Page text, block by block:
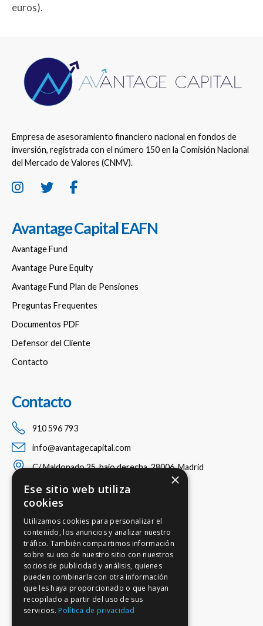
euros).
Empresa de asesoramiento financiero nacional en fondos de
inversión, registrada con el número 150 en la Comisión Nacional
del Mercado de Valores (CNMV).
Avantage Capital EAFN
Avantage Fund
Avantage Pure Equity
Avantage Fund Plan de Pensiones
Preguntas Frequentes
Documentos PDF
Defensor del Cliente
Contacto
Contacto
910 596 793
info@avantagecapital.com
C/ Maldonado 25, bajo derecha, 28006, Madrid
×
Ese sitio web utiliza
cookies
Utilizamos cookies para personalizar el
contenido, los anuncios y analizar nuestro
tráfico. También compartimos información
sobre su uso de nuestro sitio con nuestros
socios de publicidad y análisis, quienes
pueden combinarla con otra información
que les haya proporcionado o que hayan
recopilado a partir del uso de sus
servicios. Política de privacidad